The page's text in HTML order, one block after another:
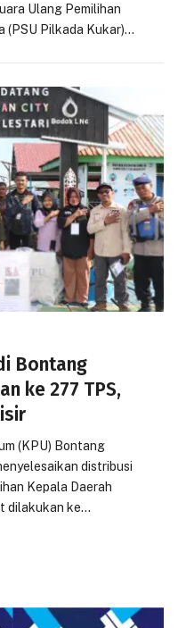
Ulang Pemilihan
(PSU Pilkada Kukar)…
Bontang
ke 277 TPS,
(KPU) Bontang
distribusi
Kepala Daerah
dilakukan ke…